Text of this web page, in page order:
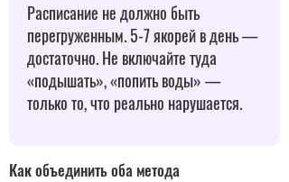
Расписание не должно быть
перегруженным. 5-7 якорей в день —
достаточно. Не включайте туда
«подышать», «попить воды» —
только то, что реально нарушается.
Как объединить оба метода